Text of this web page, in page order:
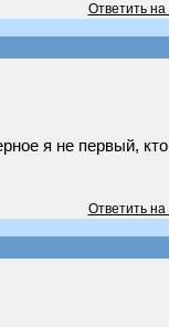
Ответить
я не первый,
Ответить